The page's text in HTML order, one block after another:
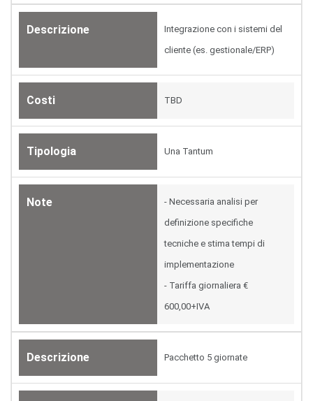
Descrizione
Integrazione con i sistemi del
cliente (es. gestionale/ERP)
Costi TBD
Tipologia Una Tantum
Note
- Necessaria analisi per
definizione specifiche
tecniche e stima tempi di
implementazione
- Tariffa giornaliera €
600,00+IVA
Descrizione Pacchetto 5 giornate